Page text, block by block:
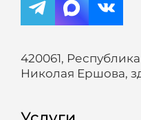
420061, Республика
Николая Ершова,